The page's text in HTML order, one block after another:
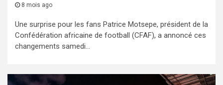
8 mois ago
Une surprise pour les fans Patrice Motsepe, président de la
Confédération africaine de football (CFAF), a annoncé ces
changements samedi...